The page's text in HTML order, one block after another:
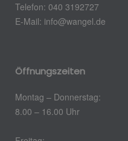
Telefon: 040 3192727
E-Mail: info@wangel.de
Öffnungszeiten
Montag – Donnerstag:
8.00 – 16.00 Uhr